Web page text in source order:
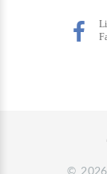
© 2026